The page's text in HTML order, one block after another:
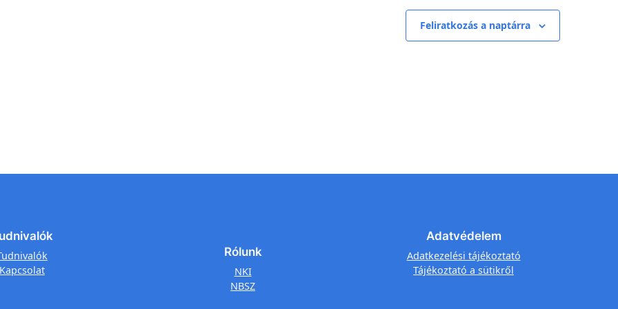
Feliratkozás a naptárra
Kapcsolat
Rólunk
NKI
NBSZ
Adatvédelem
Adatkezelési tájékoztató
Tájékoztató a sütikről